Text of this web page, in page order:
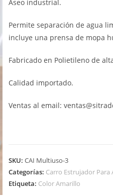
Aseo industrial.
Permite separación de agua
incluye una prensa de mopa
Fabricado en Polietileno de
Calidad importado.
Ventas al email:
SKU: CAI Multiuso-3
Categorías: Carro Estrujador Para
Etiqueta: Color Amarillo